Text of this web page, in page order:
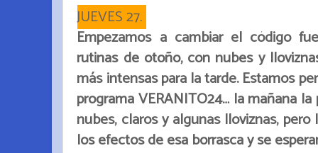
JUEVES 27.
Empezamos a cambiar el código
rutinas de otoño, con nubes y
más intensas para la tarde. Estamos
programa VERANITO24… la mañana
nubes, claros y algunas lloviznas,
los efectos de esa borrasca y se